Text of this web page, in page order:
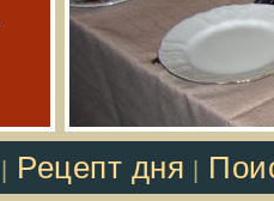
Рецепт дня